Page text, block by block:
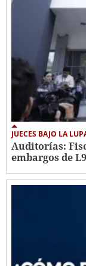
JUECES BAJO LA
Auditorías:
embargos de